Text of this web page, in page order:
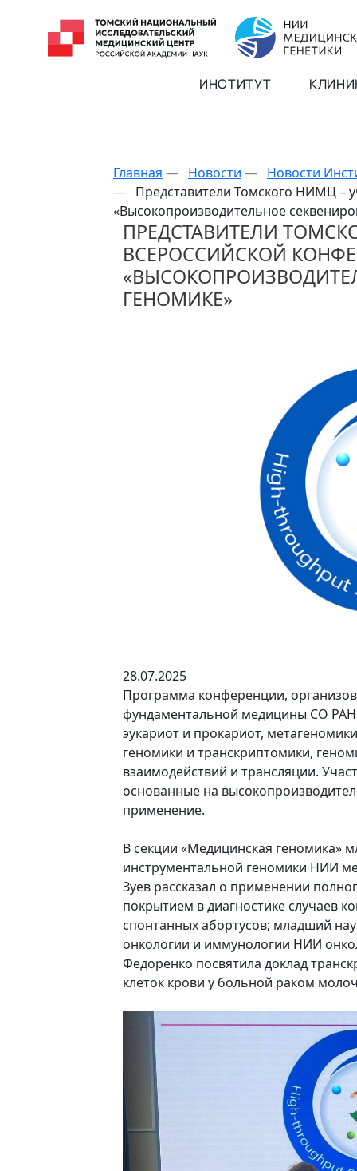
ИНСТИТУТ
Главная — Новости — Новости
— Представители Томского НИМЦ –
«Высокопроизводительное
ПРЕДСТАВИТЕЛИ
ВСЕРОССИЙСКОЙ
ГЕНОМИКЕ»
28.07.2025
Программа конференции,
фундаментальной медицины СО
эукариот и прокариот,
геномики и транскриптомики,
взаимодействий и трансляции.
основанные на
применение.
В секции «Медицинская геномика»
инструментальной геномики НИИ
Зуев рассказал о применении
покрытием в диагностике случаев
спонтанных абортусов; младший
онкологии и иммунологии НИИ
Федоренко посвятила доклад
клеток крови у больной раком